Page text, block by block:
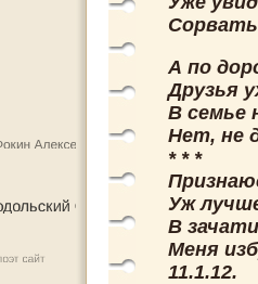
А по
Друзья
В семье
Нет, не
* * *
Уж
В
Меня
11.1.12.